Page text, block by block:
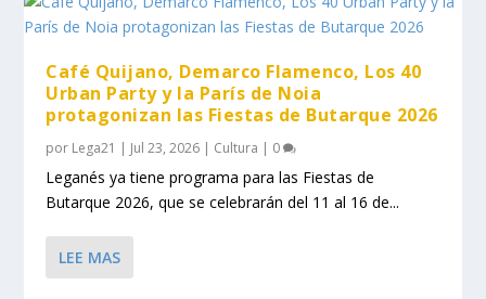
Café Quijano, Demarco Flamenco, Los 40
Urban Party y la París de Noia
protagonizan las Fiestas de Butarque 2026
por Lega21 | Jul 23, 2026 | Cultura | 0
Leganés ya tiene programa para las Fiestas de
Butarque 2026, que se celebrarán del 11 al 16 de...
LEE MAS